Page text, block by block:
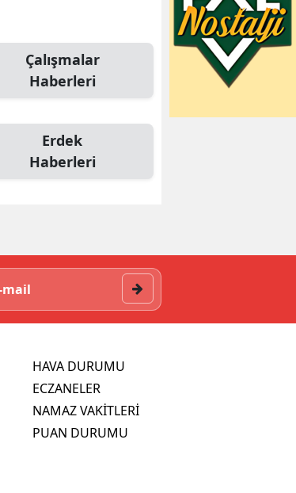
Çalışmalar
Haberleri
Erdek
Haberleri
HAVA DURUMU
ECZANELER
NAMAZ VAKİTLERİ
PUAN DURUMU